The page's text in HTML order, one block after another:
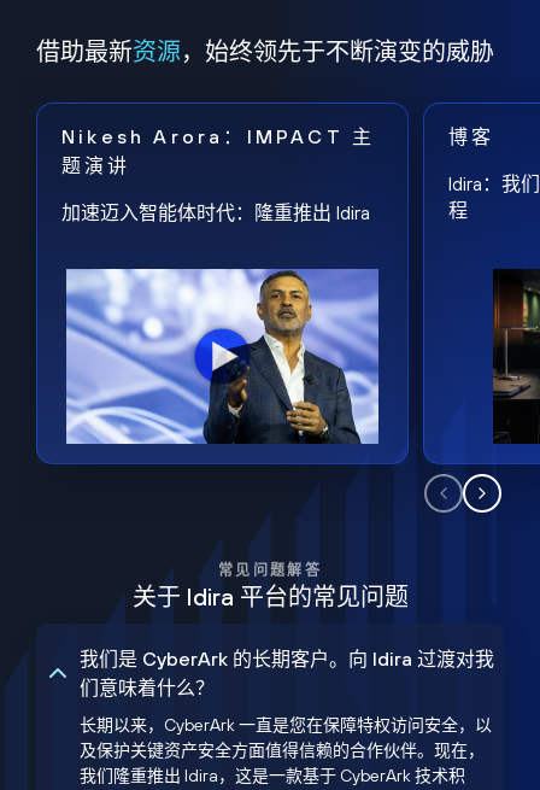
借助最新资源，始终领先于不断演变的威胁
Nikesh Arora：IMPACT 主
题演讲
加速迈入智能体时代：隆重推出 Idira
博客
Idira：我
程
常见问题解答
关于 Idira 平台的常见问题
我们是 CyberArk 的长期客户。向 Idira 过渡对我
们意味着什么？
长期以来，CyberArk 一直是您在保障特权访问安全，以
及保护关键资产安全方面值得信赖的合作伙伴。现在，
我们隆重推出 Idira，这是一款基于 CyberArk 技术积